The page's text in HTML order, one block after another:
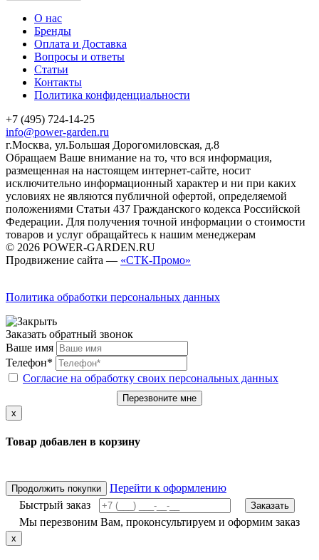
О нас
Бренды
Оплата и Доставка
Вопросы и ответы
Статьи
Контакты
Политика конфиденциальности
+7 (495) 724-14-25
info@power-garden.ru
г.Москва, ул.Большая Дорогомиловская, д.8
Обращаем Ваше внимание на то, что вся информация,
размещенная на настоящем интернет-сайте, носит
исключительно информационный характер и ни при каких
условиях не являются публичной офертой, определяемой
положениями Статьи 437 Гражданского кодекса Российской
Федерации. Для получения точной информации о стоимости
товаров и услуг обращайтесь к нашим менеджерам
© 2026 POWER-GARDEN.RU
Продвижение сайта — «СТК-Промо»
Политика обработки персональных данных
Заказать обратный звонок
Ваше имя
Телефон*
Согласие на обработку своих персональных данных
Перезвоните мне
x
Товар добавлен в корзину
Продолжить покупки
Перейти к оформлению
Быстрый заказ
Заказать
Мы перезвоним Вам, проконсультируем и оформим заказ
x